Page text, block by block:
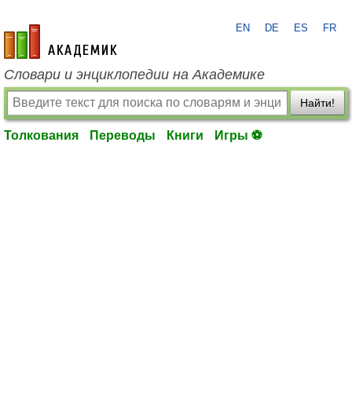
academic.ru
EN DE ES FR
Словари и энциклопедии на Академике
Найти!
Толкования Переводы Книги Игры ⚽